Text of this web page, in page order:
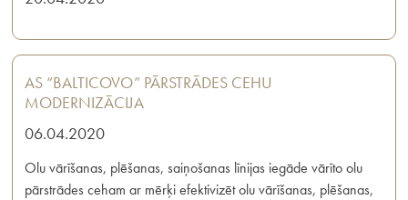
AS “BALTICOVO” PĀRSTRĀDES CEHU
MODERNIZĀCIJA
06.04.2020
Olu vārīšanas, plēšanas, saiņošanas līnijas iegāde vārīto olu
pārstrādes ceham ar mērķi efektivizēt olu vārīšanas, plēšanas,